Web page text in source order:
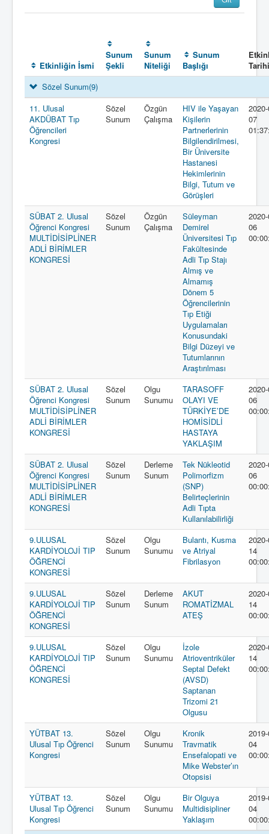
Etkinliğin İsmi
Sunum
Şekli
Sunum
Niteliği
Sunum
Başlığı
Tarihi
Sözel Sunum(9)
11. Ulusal
AKDÜBAT Tıp
Öğrencileri
Kongresi
Sözel
Sunum
Özgün
Çalışma
HIV ile Yaşayan
Kişilerin
Partnerlerinin
Bilgilendirilmesi,
Bir Üniversite
Hastanesi
Hekimlerinin
Bilgi, Tutum ve
Görüşleri
07
SÜBAT 2. Ulusal
Öğrenci Kongresi
MULTİDİSİPLİNER
ADLİ BİRİMLER
KONGRESİ
Sözel
Sunum
Özgün
Çalışma
Süleyman
Demirel
Üniversitesi Tıp
Fakültesinde
Adli Tıp Stajı
Almış ve
Almamış
Dönem 5
Öğrencilerinin
Tıp Etiği
Uygulamaları
Konusundaki
Bilgi Düzeyi ve
Tutumlarının
Araştırılması
06
SÜBAT 2. Ulusal
Öğrenci Kongresi
MULTİDİSİPLİNER
ADLİ BİRİMLER
KONGRESİ
Sözel
Sunum
Olgu
Sunumu
TARASOFF
OLAYI VE
TÜRKİYE’DE
HOMİSİDLİ
HASTAYA
YAKLAŞIM
06
SÜBAT 2. Ulusal
Öğrenci Kongresi
MULTİDİSİPLİNER
ADLİ BİRİMLER
KONGRESİ
Sözel
Sunum
Derleme
Sunum
Tek Nükleotid
Polimorfizm
(SNP)
Belirteçlerinin
Adli Tıpta
Kullanılabilirliği
06
9.ULUSAL
KARDİYOLOJİ TIP
ÖĞRENCİ
KONGRESİ
Sözel
Sunum
Olgu
Sunumu
Bulantı, Kusma
ve Atriyal
Fibrilasyon
14
9.ULUSAL
KARDİYOLOJİ TIP
ÖĞRENCİ
KONGRESİ
Sözel
Sunum
Derleme
Sunum
AKUT
ROMATİZMAL
ATEŞ
14
9.ULUSAL
KARDİYOLOJİ TIP
ÖĞRENCİ
KONGRESİ
Sözel
Sunum
Olgu
Sunumu
İzole
Atrioventriküler
Septal Defekt
(AVSD)
Saptanan
Trizomi 21
Olgusu
14
YÜTBAT 13.
Ulusal Tıp Öğrenci
Kongresi
Sözel
Sunum
Olgu
Sunumu
Kronik
Travmatik
Ensefalopati ve
Mike Webster’ın
Otopsisi
04
YÜTBAT 13.
Ulusal Tıp Öğrenci
Kongresi
Sözel
Sunum
Olgu
Sunumu
Bir Olguya
Multidisipliner
Yaklaşım
04